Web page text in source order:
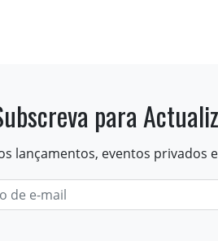
para
lançamentos, eventos privados